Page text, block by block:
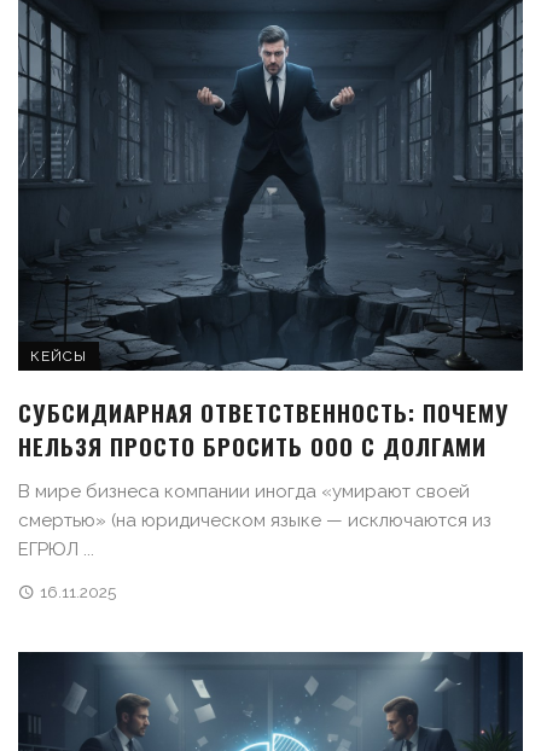
КЕЙСЫ
СУБСИДИАРНАЯ ОТВЕТСТВЕННОСТЬ: ПОЧЕМУ
НЕЛЬЗЯ ПРОСТО БРОСИТЬ ООО С ДОЛГАМИ
В мире бизнеса компании иногда «умирают своей
смертью» (на юридическом языке — исключаются из
ЕГРЮЛ ...
16.11.2025